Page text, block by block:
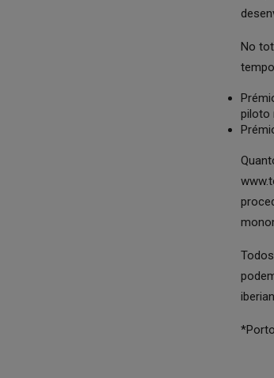
No
piloto